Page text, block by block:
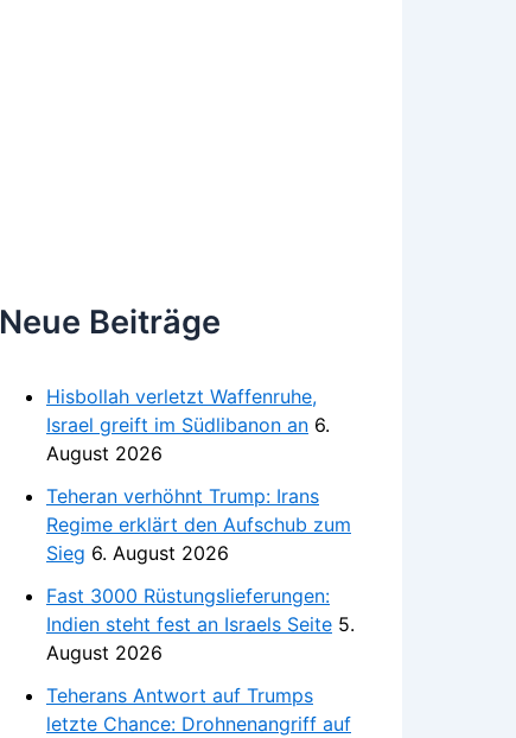
Neue Beiträge
Hisbollah verletzt Waffenruhe,
Israel greift im Südlibanon an 6.
August 2026
Teheran verhöhnt Trump: Irans
Regime erklärt den Aufschub zum
Sieg 6. August 2026
Fast 3000 Rüstungslieferungen:
Indien steht fest an Israels Seite 5.
August 2026
Teherans Antwort auf Trumps
letzte Chance: Drohnenangriff auf